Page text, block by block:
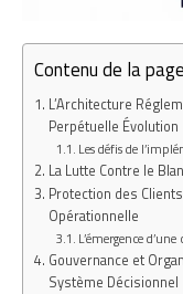
Contenu de la page
L’Architecture
Perpétuelle Évolution
Les défis de
La Lutte Contre le
Protection des
Opérationnelle
L’émergence
Gouvernance et
Système Décisionnel